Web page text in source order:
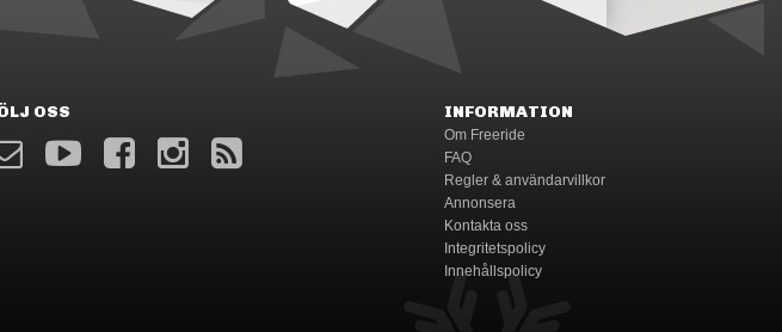
OSS INFORMATION
Om Freeride
FAQ
Regler & användarvillkor
Annonsera
Kontakta oss
Integritetspolicy
Innehållspolicy